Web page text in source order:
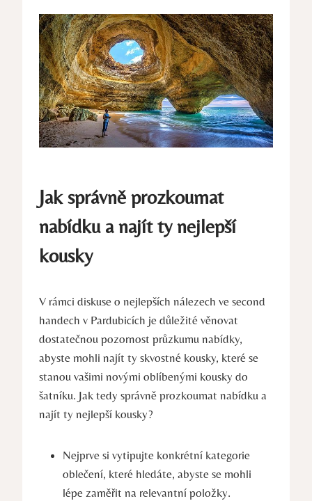
Jak správně prozkoumat
nabídku a najít ty nejlepší
kousky
V rámci diskuse o nejlepších nálezech ve second
handech v Pardubicích je důležité věnovat
dostatečnou pozornost průzkumu nabídky,
abyste mohli najít ty skvostné kousky, které se
stanou vašimi novými oblíbenými kousky do
šatníku. Jak tedy správně prozkoumat nabídku a
najít ty nejlepší kousky?
Nejprve si vytipujte konkrétní kategorie
oblečení, které hledáte, abyste se mohli
lépe zaměřit na relevantní položky.